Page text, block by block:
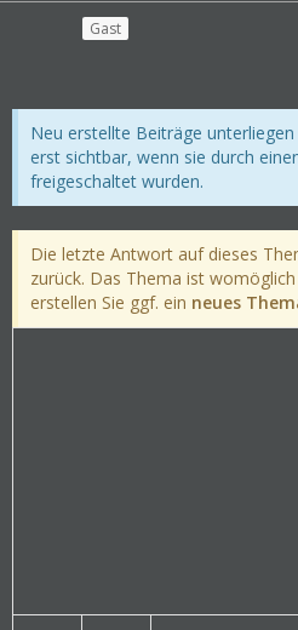
Gast
Neu erstellte Beiträge
erst sichtbar, wenn sie durch
freigeschaltet wurden.
Die letzte Antwort auf dieses
zurück. Das Thema ist
erstellen Sie ggf. ein neues